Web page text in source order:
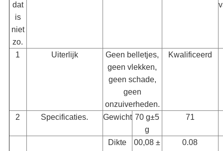
dat
is
niet
zo.
1 Uiterlijk
Geen belletjes,
geen vlekken,
geen schade,
geen
onzuiverheden.
Kwalificeerd
2 Specificaties. Gewicht 70 g±5
g
71
Dikte
00,08 ±
0.08